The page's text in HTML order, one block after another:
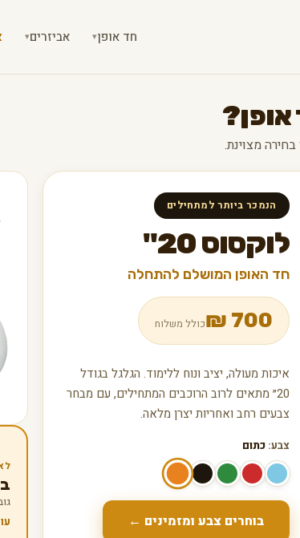
חד אופן▾ אביזרים▾
הנמכר ביותר למתחילים
לוקסוס 20"
חד האופן המושלם להתחלה
700
₪כולל משלוח
איכות מעולה, יציב ונוח ללימוד. הגלגל בגודל
20״ מתאים לרוב הרוכבים המתחילים, עם מבחר
צבעים רחב ואחריות יצרן מלאה.
צבע:כתום
בוחרים צבע ומזמינים ←